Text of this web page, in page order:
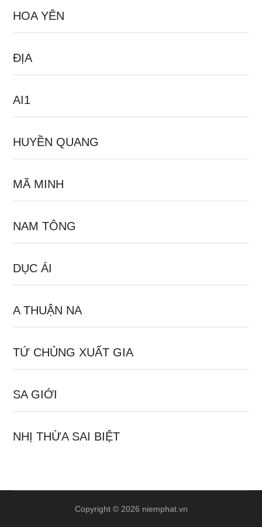
HOA YÊN
ĐỊA
AI1
HUYỀN QUANG
MÃ MINH
NAM TÔNG
DỤC ÁI
A THUẬN NA
TỨ CHỦNG XUẤT GIA
SA GIỚI
NHỊ THỪA SAI BIỆT
Copyright © 2026 niemphat.vn